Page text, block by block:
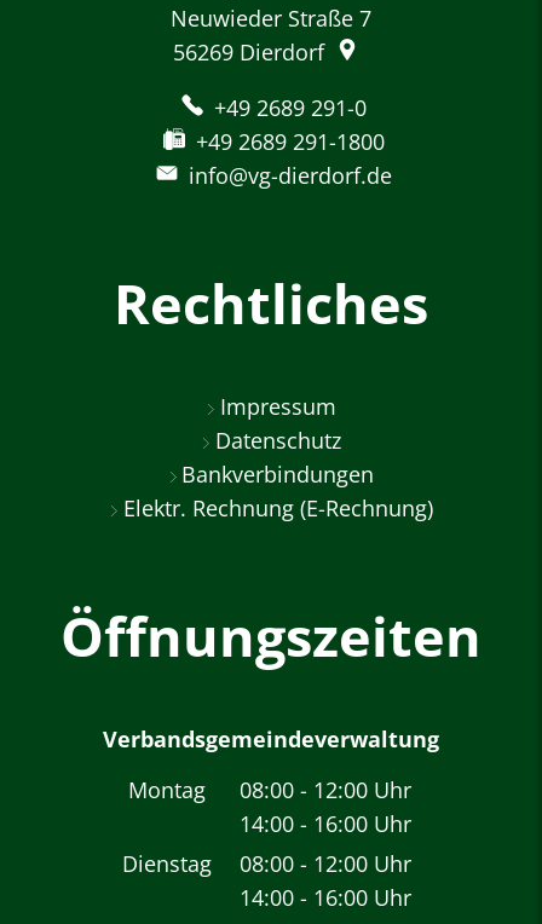
Neuwieder Straße 7
56269 Dierdorf
+49 2689 291-0
+49 2689 291-1800
info@vg-dierdorf.de
Rechtliches
Impressum
Datenschutz
Bankverbindungen
Elektr. Rechnung (E-Rechnung)
Öffnungszeiten
Verbandsgemeindeverwaltung
Montag
08:00 - 12:00 Uhr
Von 08:00 bis 12:00
14:00 - 16:00 Uhr
Von 14:00 bis 16:00
Dienstag 08:00 - 12:00 Uhr
Von 08:00 bis 12:00
14:00 - 16:00 Uhr